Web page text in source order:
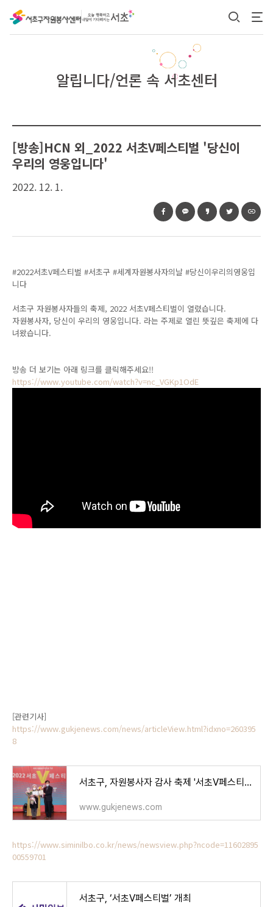
알립니다/언론 속 서초센터
[방송]HCN 외_2022 서초V페스티벌 '당신이
우리의 영웅입니다'
2022. 12. 1.
#2022서초V페스티벌 #서초구 #세계자원봉사자의날 #당신이우리의영웅입
니다
서초구 자원봉사자들의 축제, 2022 서초V페스티벌이 열렸습니다.
자원봉사자, 당신이 우리의 영웅입니다. 라는 주제로 열린 뜻깊은 축제에 다
녀왔습니다.
방송 더 보기는 아래 링크를 클릭해주세요!!
https://www.youtube.com/watch?v=nc_VGKp1OdE
[관련기사]
https://www.gukjenews.com/news/articleView.html?idxno=260395
8
서초구, 자원봉사자 감사 축제 '서초V페스티벌' 개최 - 국제뉴스
www.gukjenews.com
https://www.siminilbo.co.kr/news/newsview.php?ncode=11602895
00559701
서초구, ‘서초V페스티벌’ 개최